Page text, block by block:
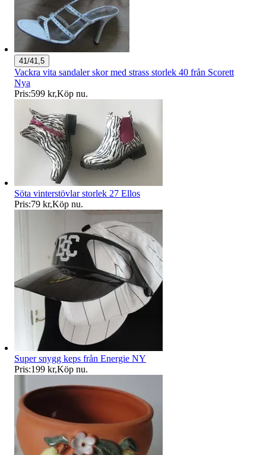
41/41,5
Vackra vita sandaler skor med strass storlek 40 från Scorett
Nya
Pris:599 kr,Köp nu.
Söta vinterstövlar storlek 27 Ellos
Pris:79 kr,Köp nu.
Super snygg keps från Energie NY
Pris:199 kr,Köp nu.